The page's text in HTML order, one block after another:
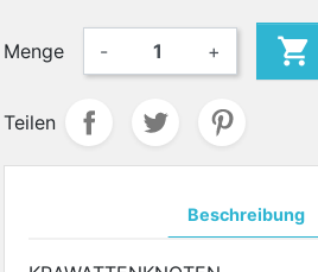
Menge - + 
Teilen
Beschreibung